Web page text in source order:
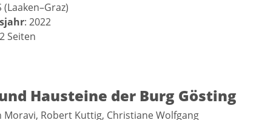
(Laaken–Graz)
: 2022
Seiten
Hausteine der Burg Gösting
Moravi, Robert Kuttig, Christiane Wolfgang